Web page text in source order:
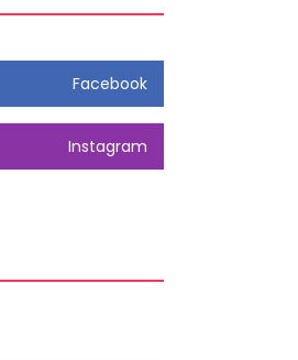
Facebook
Instagram